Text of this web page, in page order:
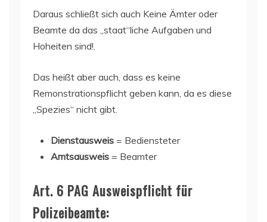
Daraus schließt sich auch Keine Ämter oder
Beamte da das „staat“liche Aufgaben und
Hoheiten sind!.
Das heißt aber auch, dass es keine
Remonstrationspflicht geben kann, da es diese
„Spezies“ nicht gibt.
Dienstausweis = Bediensteter
Amtsausweis = Beamter
Art. 6 PAG Ausweispflicht für
Polizeibeamte: